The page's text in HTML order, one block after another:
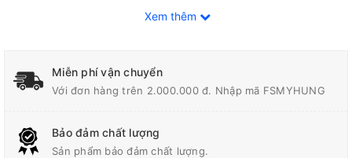
Công Suất Đầu Vào
Kích thước (L X W X H)
Xem thêm
Miễn phí vận chuyển
Với đơn hàng trên 2.000.000 đ. Nhập mã FSMYHUNG
Bảo đảm chất lượng
Sản phẩm bảo đảm chất lượng.